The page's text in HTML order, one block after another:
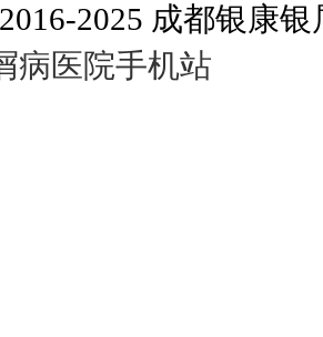
2025 成都银康银
病医院手机站